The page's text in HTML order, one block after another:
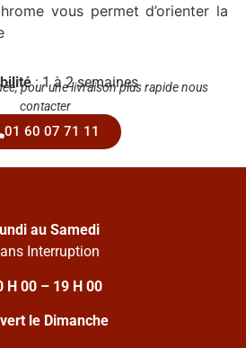
vous permet d’orienter la
: 1 à 2 semaines
pour une livraison plus rapide nous
contacter
01 60 07 71 11
au Samedi
Interruption
H 00 – 19 H 00
le Dimanche